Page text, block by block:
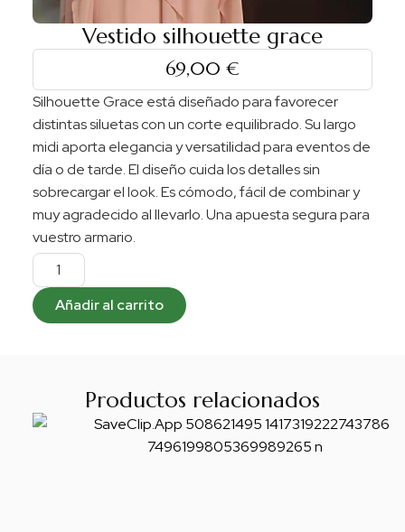
Vestido silhouette grace
69,00 €
Silhouette Grace está diseñado para favorecer
distintas siluetas con un corte equilibrado. Su largo
midi aporta elegancia y versatilidad para eventos de
día o de tarde. El diseño cuida los detalles sin
sobrecargar el look. Es cómodo, fácil de combinar y
muy agradecido al llevarlo. Una apuesta segura para
vuestro armario.
Añadir al carrito
Productos relacionados